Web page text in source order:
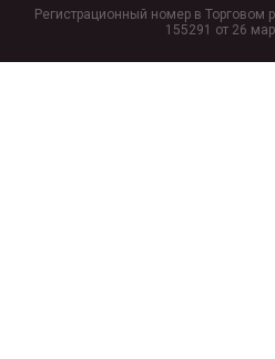
Регистрационный номер в Торговом
155291 от 26